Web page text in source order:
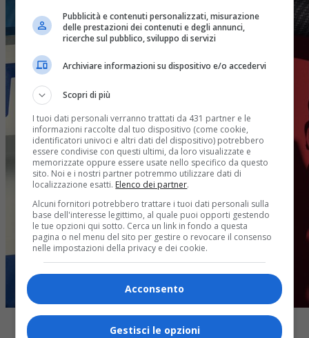
Pubblicità e contenuti personalizzati, misurazione
delle prestazioni dei contenuti e degli annunci,
ricerche sul pubblico, sviluppo di servizi
Archiviare informazioni su dispositivo e/o accedervi
Scopri di più
I tuoi dati personali verranno trattati da 431 partner e le
informazioni raccolte dal tuo dispositivo (come cookie,
identificatori univoci e altri dati del dispositivo) potrebbero
essere condivise con questi ultimi, da loro visualizzate e
memorizzate oppure essere usate nello specifico da questo
sito. Noi e i nostri partner potremmo utilizzare dati di
localizzazione esatti. Elenco dei partner.
Alcuni fornitori potrebbero trattare i tuoi dati personali sulla
base dell'interesse legittimo, al quale puoi opporti gestendo
le tue opzioni qui sotto. Cerca un link in fondo a questa
pagina o nel menu del sito per gestire o revocare il consenso
nelle impostazioni della privacy e dei cookie.
Acconsento
Gestisci le opzioni